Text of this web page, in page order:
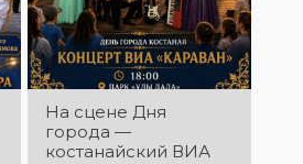
На сцене Дня
города —
костанайский ВИА